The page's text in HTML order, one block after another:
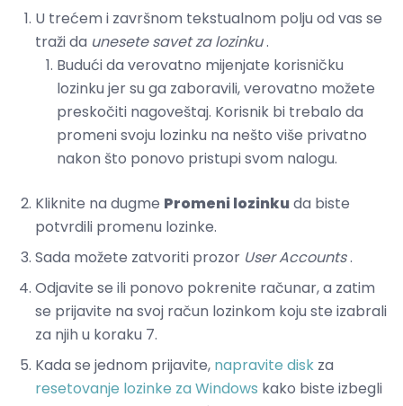
U trećem i završnom tekstualnom polju od vas se
traži da unesete savet za lozinku.
Budući da verovatno mijenjate korisničku
lozinku jer su ga zaboravili, verovatno možete
preskočiti nagoveštaj. Korisnik bi trebalo da
promeni svoju lozinku na nešto više privatno
nakon što ponovo pristupi svom nalogu.
Kliknite na dugme Promeni lozinkuda biste
potvrdili promenu lozinke.
Sada možete zatvoriti prozor User Accounts.
Odjavite se ili ponovo pokrenite računar, a zatim
se prijavite na svoj račun lozinkom koju ste izabrali
za njih u koraku 7.
Kada se jednom prijavite, napravite disk za
resetovanje lozinke za Windows kako biste izbegli